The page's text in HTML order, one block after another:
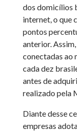
dos domicílios
internet, o que
pontos
anterior.
conectadas ao
cada dez
antes de
realizado pela
Diante desse
empresas